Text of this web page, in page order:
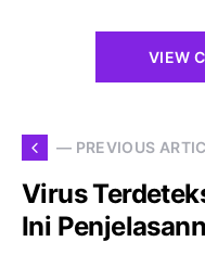
VIEW
— PREVIOUS
Virus
Ini